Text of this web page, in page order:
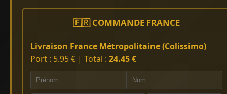
🇫🇷 COMMANDE FRANCE
Livraison France Métropolitaine (Colissimo)
Port : 5.95 € | Total : 24.45 €